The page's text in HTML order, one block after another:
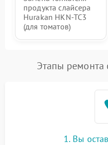
продукта слайсера
Hurakan HKN-TC3
(для томатов)
Этапы ремонта
1. Вы